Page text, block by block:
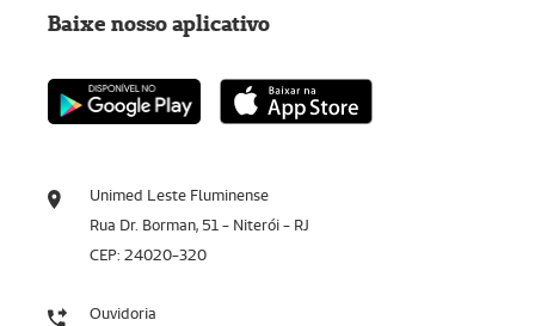
Unimed Leste Fluminense
Rua Dr. Borman, 51 - Niterói - RJ
CEP: 24020-320
Ouvidoria
Baixe nosso aplicativo